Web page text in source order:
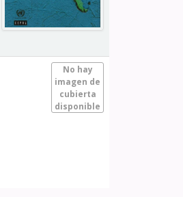
No hay
imagen de
cubierta
disponible